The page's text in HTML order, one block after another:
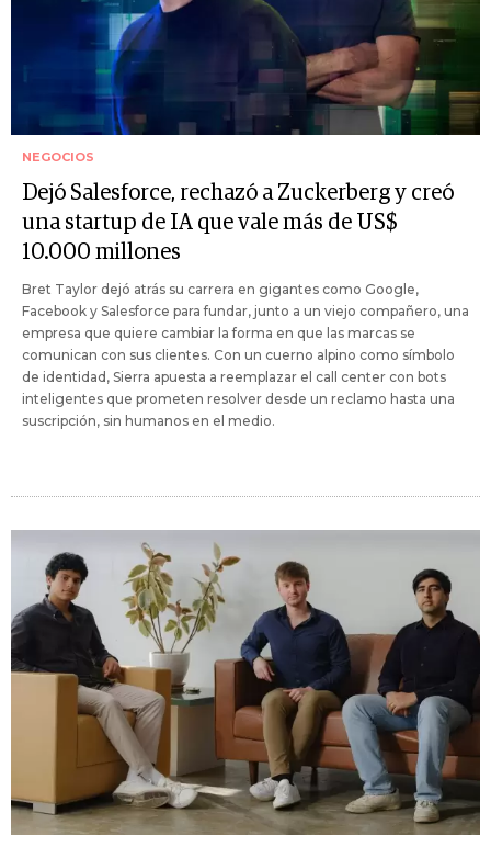
NEGOCIOS
Dejó Salesforce, rechazó a Zuckerberg y creó
una startup de IA que vale más de US$
10.000 millones
Bret Taylor dejó atrás su carrera en gigantes como Google,
Facebook y Salesforce para fundar, junto a un viejo compañero, una
empresa que quiere cambiar la forma en que las marcas se
comunican con sus clientes. Con un cuerno alpino como símbolo
de identidad, Sierra apuesta a reemplazar el call center con bots
inteligentes que prometen resolver desde un reclamo hasta una
suscripción, sin humanos en el medio.